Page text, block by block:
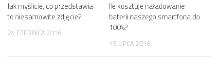
Jak myślicie, co przedstawia
to niesamowite zdjęcie?
24 CZERWCA 2016
Ile kosztuje naładowanie
baterii naszego smartfona do
100%?
19 LIPCA 2016